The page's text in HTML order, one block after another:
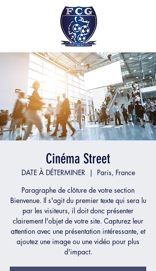
Cinéma Street
DATE À DÉTERMINER
  |
Paris, France
Paragraphe de clôture de votre section
Bienvenue. Il s'agit du premier texte qui sera lu
par les visiteurs, il doit donc présenter
clairement l'objet de votre site. Capturez leur
attention avec une présentation intéressante, et
ajoutez une image ou une vidéo pour plus
d'impact.